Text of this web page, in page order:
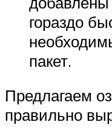
гораздо
пакет.
Предлагаем
правильно